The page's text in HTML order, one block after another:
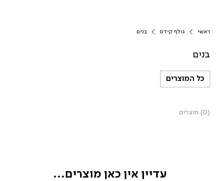
ראשי גולף קידס בנים
בנים
כל המוצרים
{0} מוצרים
עדיין אין כאן מוצרים...